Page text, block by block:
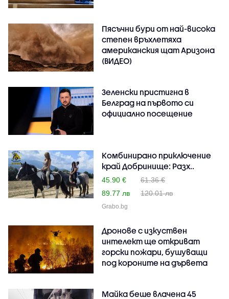
Пясъчни бури от най-висока
степен връхлетяха
американския щат Аризона
(ВИДЕО)
Зеленски пристигна в
Белград на първото си
официално посещение
Комбинирано приключение
край Добринище: Разх..
45.90 €
61.36 €
89.77 лв
120.01 лв
Grabo.bg
Дронове с изкуствен
интелект ще откриват
горски пожари, бушуващи
под короните на дървета
Майка беше влачена 45